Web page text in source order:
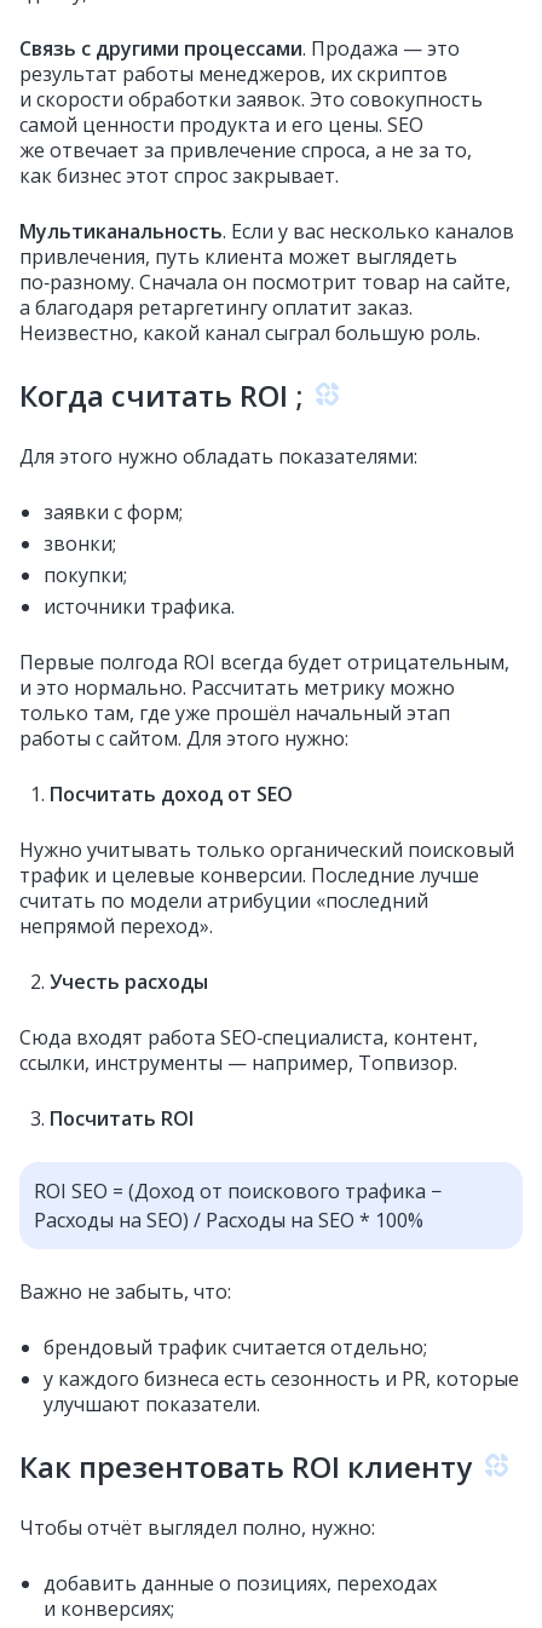
Связь с другими процессами. Продажа — это
результат работы менеджеров, их скриптов
и скорости обработки заявок. Это совокупность
самой ценности продукта и его цены. SEO
же отвечает за привлечение спроса, а не за то,
как бизнес этот спрос закрывает.
Мультиканальность. Если у вас несколько каналов
привлечения, путь клиента может выглядеть
по‑разному. Сначала он посмотрит товар на сайте,
а благодаря ретаргетингу оплатит заказ.
Неизвестно, какой канал сыграл большую роль.
Когда считать ROI ;
Для этого нужно обладать показателями:
заявки с форм;
звонки;
покупки;
источники трафика.
Первые полгода ROI всегда будет отрицательным,
и это нормально. Рассчитать метрику можно
только там, где уже прошёл начальный этап
работы с сайтом. Для этого нужно:
Посчитать доход от SEO
Нужно учитывать только органический поисковый
трафик и целевые конверсии. Последние лучше
считать по модели атрибуции «последний
непрямой переход».
Учесть расходы
Сюда входят работа SEO‑специалиста, контент,
ссылки, инструменты — например, Топвизор.
Посчитать ROI
ROI SEO = (Доход от поискового трафика −
Расходы на SEO) / Расходы на SEO * 100%
Важно не забыть, что:
брендовый трафик считается отдельно;
у каждого бизнеса есть сезонность и PR, которые
улучшают показатели.
Как презентовать ROI клиенту
Чтобы отчёт выглядел полно, нужно:
добавить данные о позициях, переходах
и конверсиях;